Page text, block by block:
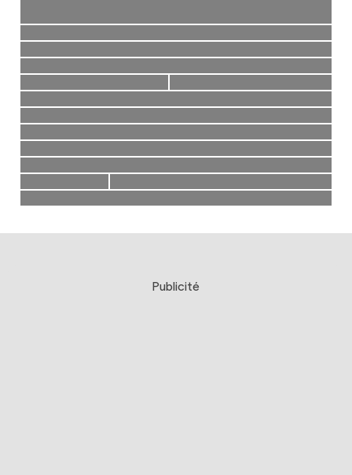
Publicité